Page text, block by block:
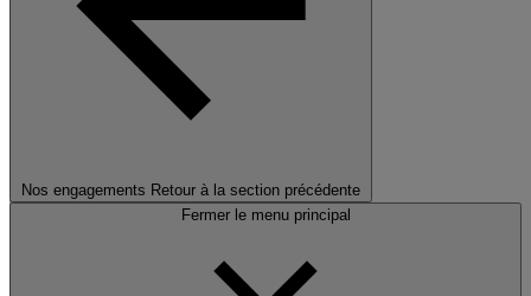
Nos engagements Retour à la section précédente
Fermer le menu principal